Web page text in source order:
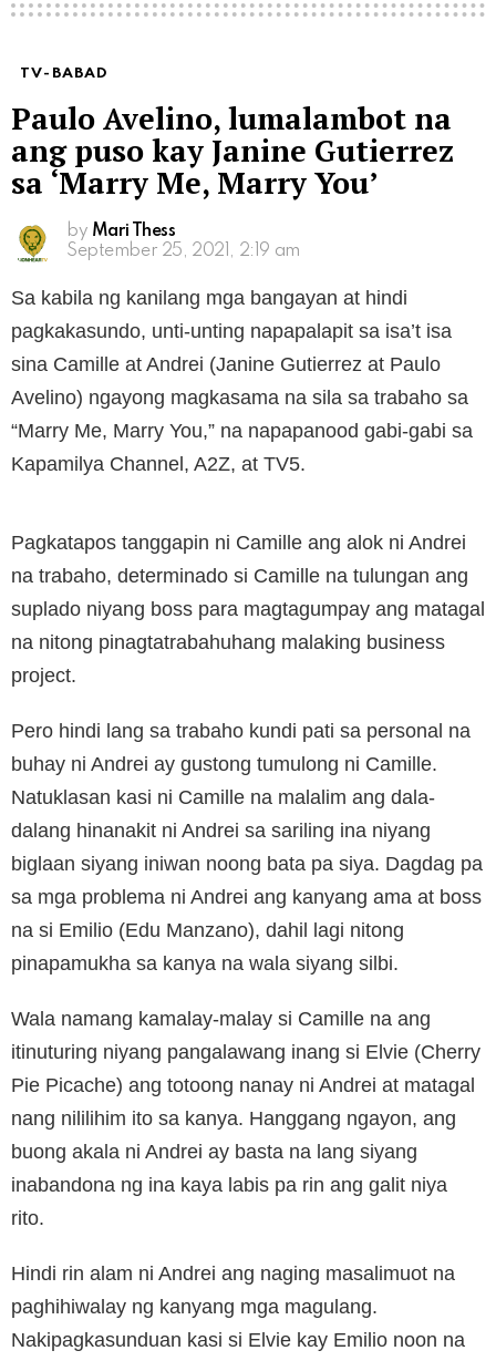
TV-BABAD
Paulo Avelino, lumalambot na
ang puso kay Janine Gutierrez
sa ‘Marry Me, Marry You’
by Mari Thess
September 25, 2021, 2:19 am
Sa kabila ng kanilang mga bangayan at hindi
pagkakasundo, unti-unting napapalapit sa isa’t isa
sina Camille at Andrei (Janine Gutierrez at Paulo
Avelino) ngayong magkasama na sila sa trabaho sa
“Marry Me, Marry You,” na napapanood gabi-gabi sa
Kapamilya Channel, A2Z, at TV5.
Pagkatapos tanggapin ni Camille ang alok ni Andrei
na trabaho, determinado si Camille na tulungan ang
suplado niyang boss para magtagumpay ang matagal
na nitong pinagtatrabahuhang malaking business
project.
Pero hindi lang sa trabaho kundi pati sa personal na
buhay ni Andrei ay gustong tumulong ni Camille.
Natuklasan kasi ni Camille na malalim ang dala-
dalang hinanakit ni Andrei sa sariling ina niyang
biglaan siyang iniwan noong bata pa siya. Dagdag pa
sa mga problema ni Andrei ang kanyang ama at boss
na si Emilio (Edu Manzano), dahil lagi nitong
pinapamukha sa kanya na wala siyang silbi.
Wala namang kamalay-malay si Camille na ang
itinuturing niyang pangalawang inang si Elvie (Cherry
Pie Picache) ang totoong nanay ni Andrei at matagal
nang nililihim ito sa kanya. Hanggang ngayon, ang
buong akala ni Andrei ay basta na lang siyang
inabandona ng ina kaya labis pa rin ang galit niya
rito.
Hindi rin alam ni Andrei ang naging masalimuot na
paghihiwalay ng kanyang mga magulang.
Nakipagkasunduan kasi si Elvie kay Emilio noon na